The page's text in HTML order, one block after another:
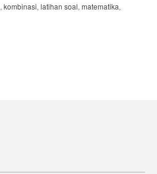
, kombinasi, latihan soal, matematika,